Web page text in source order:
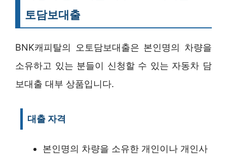
토담보대출
BNK캐피탈의 오토담보대출은 본인명의 차량을
소유하고 있는 분들이 신청할 수 있는 자동차 담
보대출 대부 상품입니다.
대출 자격
본인명의 차량을 소유한 개인이나 개인사